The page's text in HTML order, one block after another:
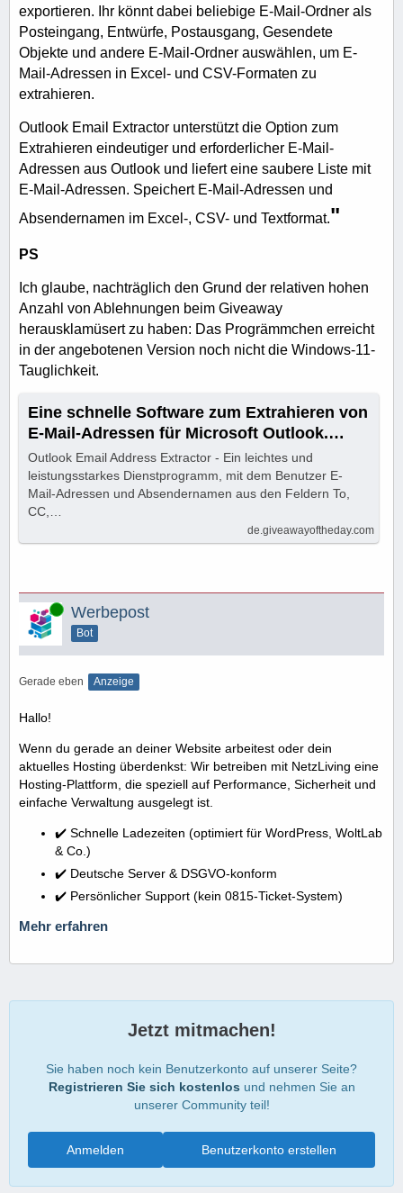
exportieren. Ihr könnt dabei beliebige E-Mail-Ordner als
Posteingang, Entwürfe, Postausgang, Gesendete
Objekte und andere E-Mail-Ordner auswählen, um E-
Mail-Adressen in Excel- und CSV-Formaten zu
extrahieren.
Outlook Email Extractor unterstützt die Option zum
Extrahieren eindeutiger und erforderlicher E-Mail-
Adressen aus Outlook und liefert eine saubere Liste mit
E-Mail-Adressen. Speichert E-Mail-Adressen und
Absendernamen im Excel-, CSV- und Textformat."
PS
Ich glaube, nachträglich den Grund der relativen hohen
Anzahl von Ablehnungen beim Giveaway
herausklamüsert zu haben: Das Progrämmchen erreicht
in der angebotenen Version noch nicht die Windows-11-
Tauglichkeit.
Eine schnelle Software zum Extrahieren von
E-Mail-Adressen für Microsoft Outlook.
KOSTENLOSES Angebot auf GOTD!
Outlook Email Address Extractor - Ein leichtes und
leistungsstarkes Dienstprogramm, mit dem Benutzer E-
Mail-Adressen und Absendernamen aus den Feldern To,
CC,…
de.giveawayoftheday.com
Online Werbepost
Bot
Gerade eben Anzeige
Hallo!
Wenn du gerade an deiner Website arbeitest oder dein
aktuelles Hosting überdenkst: Wir betreiben mit NetzLiving eine
Hosting-Plattform, die speziell auf Performance, Sicherheit und
einfache Verwaltung ausgelegt ist.
✔️ Schnelle Ladezeiten (optimiert für WordPress, WoltLab
& Co.)
✔️ Deutsche Server & DSGVO-konform
✔️ Persönlicher Support (kein 0815-Ticket-System)
Mehr erfahren
Jetzt mitmachen!
Sie haben noch kein Benutzerkonto auf unserer Seite?
Registrieren Sie sich kostenlos und nehmen Sie an
unserer Community teil!
Benutzerkonto erstellen
Anmelden